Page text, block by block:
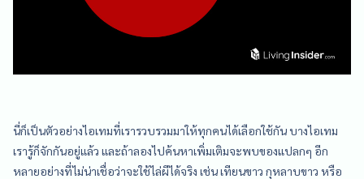
นี่ก็เป็นตัวอย่างไอเทมที่เรารวบรวมมาให้ทุกคนได้เลือกใช้กัน บางไอเทม
เรารู้ก็จักกันอยู่แล้ว และถ้าลองไปค้นหาเพิ่มเติมจะพบของแปลกๆ อีก
หลายอย่างที่ไม่น่าเชื่อว่าจะใช้ไล่ผีได้จริง เช่น เทียนขาว กุหลาบขาว หรือ